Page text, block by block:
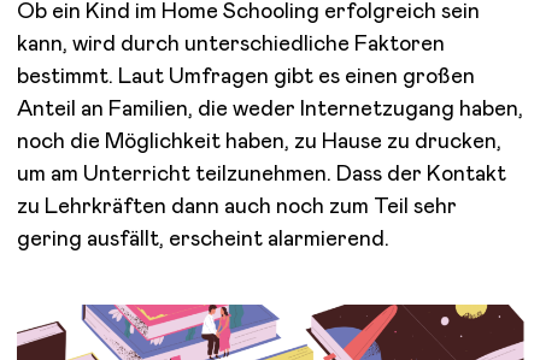
Ob ein Kind im Home Schooling erfolgreich sein
kann, wird durch unterschiedliche Faktoren
bestimmt. Laut Umfragen gibt es einen großen
Anteil an Familien, die weder Internetzugang haben,
noch die Möglichkeit haben, zu Hause zu drucken,
um am Unterricht teilzunehmen. Dass der Kontakt
zu Lehrkräften dann auch noch zum Teil sehr
gering ausfällt, erscheint alarmierend.